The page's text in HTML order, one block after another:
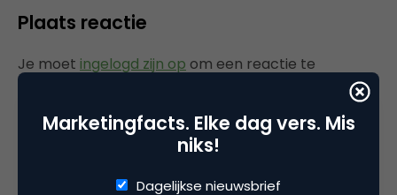
Plaats reactie
Je moet ingelogd zijn op om een reactie te
Gerelateerde artikelen
Marketingfacts. Elke dag vers. Mis
niks!
Dagelijkse nieuwsbrief